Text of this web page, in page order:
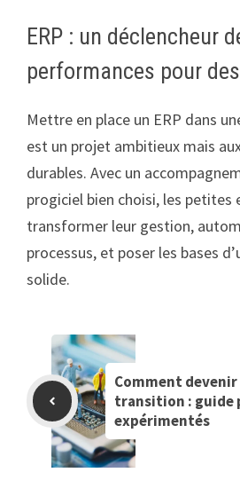
ERP : un déclencheur
performances pour
Mettre en place un ERP dans
est un projet ambitieux mais
durables. Avec un
progiciel bien choisi, les petites
transformer leur gestion,
processus, et poser les bases
solide.
Comment
transition : guide
expérimentés